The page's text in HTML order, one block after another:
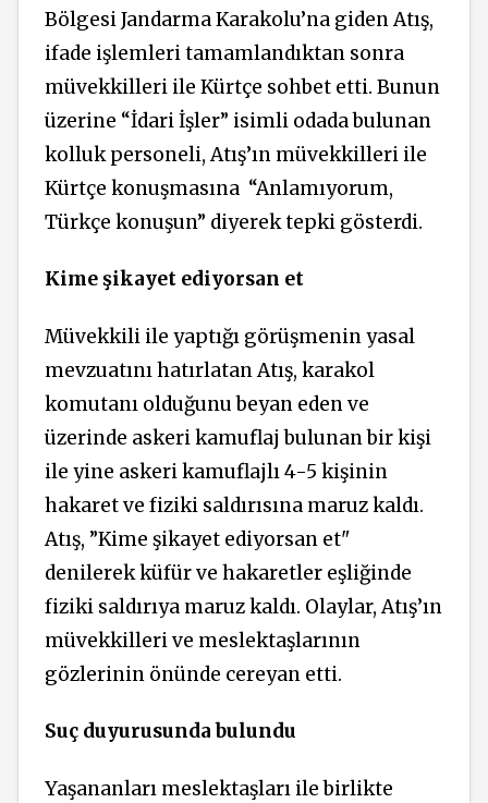
Bölgesi Jandarma Karakolu’na giden Atış,
ifade işlemleri tamamlandıktan sonra
müvekkilleri ile Kürtçe sohbet etti. Bunun
üzerine “İdari İşler” isimli odada bulunan
kolluk personeli, Atış’ın müvekkilleri ile
Kürtçe konuşmasına “Anlamıyorum,
Türkçe konuşun” diyerek tepki gösterdi.
Kime şikayet ediyorsan et
Müvekkili ile yaptığı görüşmenin yasal
mevzuatını hatırlatan Atış, karakol
komutanı olduğunu beyan eden ve
üzerinde askeri kamuflaj bulunan bir kişi
ile yine askeri kamuflajlı 4-5 kişinin
hakaret ve fiziki saldırısına maruz kaldı.
Atış, ”Kime şikayet ediyorsan et"
denilerek küfür ve hakaretler eşliğinde
fiziki saldırıya maruz kaldı. Olaylar, Atış’ın
müvekkilleri ve meslektaşlarının
gözlerinin önünde cereyan etti.
Suç duyurusunda bulundu
Yaşananları meslektaşları ile birlikte